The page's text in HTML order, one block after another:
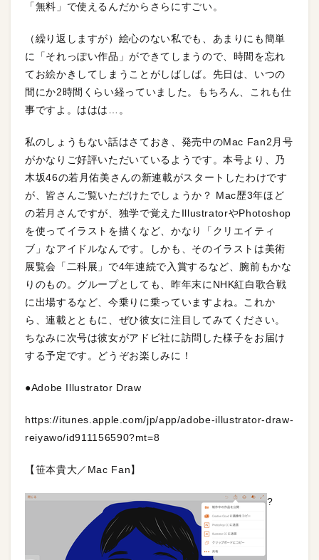
「無料」で使えるんだからさらにすごい。
（繰り返しますが）絵心のない私でも、あまりにも簡単
に「それっぽい作品」ができてしまうので、時間を忘れ
てお絵かきしてしまうことがしばしば。先日は、いつの
間にか2時間くらい経っていました。もちろん、これも仕
事ですよ。ははは…。
私のしょうもない話はさておき、発売中のMac Fan2月号
がかなりご好評いただいているようです。本号より、乃
木坂46の若月佑美さんの新連載がスタートしたわけです
が、皆さんご覧いただけたでしょうか？ Mac歴3年ほど
の若月さんですが、独学で覚えたIllustratorやPhotoshop
を使ってイラストを描くなど、かなり「クリエイティ
ブ」なアイドルなんです。しかも、そのイラストは美術
展覧会「二科展」で4年連続で入賞するなど、腕前もかな
りのもの。グループとしても、昨年末にNHK紅白歌合戦
に出場するなど、今乗りに乗っていますよね。これか
ら、連載とともに、ぜひ彼女に注目してみてください。
ちなみに次号は彼女がアドビ社に訪問した様子をお届け
する予定です。どうぞお楽しみに！
●Adobe Illustrator Draw
https://itunes.apple.com/jp/app/adobe-illustrator-draw-
reiyawo/id911156590?mt=8
【笹本貴大／Mac Fan】
?